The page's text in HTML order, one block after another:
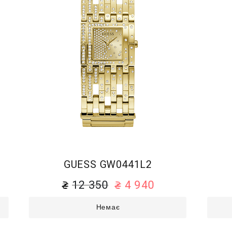
GUESS GW0441L2
12 350 4 940
Немає